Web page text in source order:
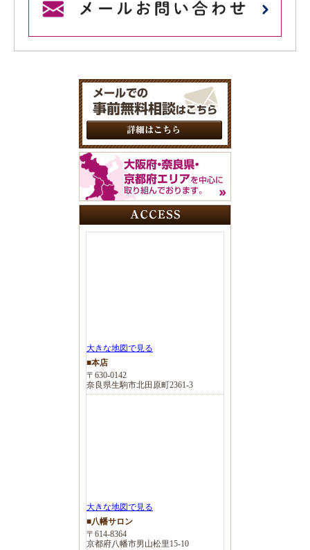
大きな地図で見る
■本店
〒630-0142
奈良県生駒市北田原町2361-3
大きな地図で見る
■八幡サロン
〒614-8364
京都府八幡市男山松里15-10